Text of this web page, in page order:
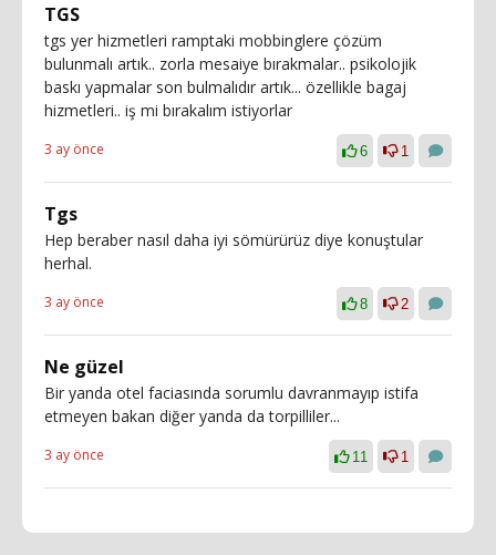
TGS
tgs yer hizmetleri ramptaki mobbinglere çözüm
bulunmalı artık.. zorla mesaiye bırakmalar.. psikolojik
baskı yapmalar son bulmalıdır artık... özellikle bagaj
hizmetleri.. iş mi bırakalım istiyorlar
3 ay önce 6 1
Tgs
Hep beraber nasıl daha iyi sömürürüz diye konuştular
herhal.
3 ay önce 8 2
Ne güzel
Bir yanda otel faciasında sorumlu davranmayıp istifa
etmeyen bakan diğer yanda da torpilliler...
3 ay önce 11 1